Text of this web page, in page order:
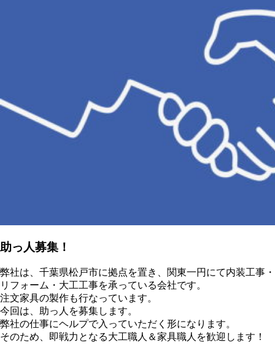
助っ人募集！
弊社は、千葉県松戸市に拠点を置き、関東一円にて内装工事・
リフォーム・大工工事を承っている会社です。
注文家具の製作も行なっています。
今回は、助っ人を募集します。
弊社の仕事にヘルプで入っていただく形になります。
そのため、即戦力となる大工職人＆家具職人を歓迎します！